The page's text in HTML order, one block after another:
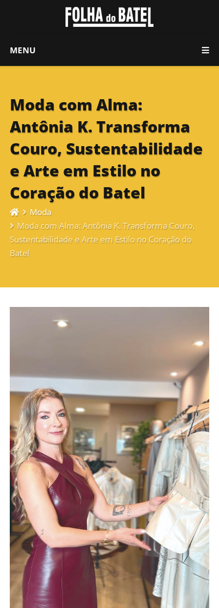
MENU
Moda com Alma:
Antônia K. Transforma
Couro, Sustentabilidade
e Arte em Estilo no
Coração do Batel
Moda
Moda com Alma: Antônia K. Transforma Couro,
Sustentabilidade e Arte em Estilo no Coração do
Batel